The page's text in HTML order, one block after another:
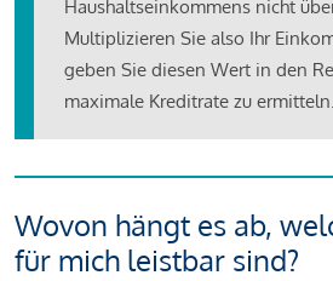
Haushaltseinkommens nicht
Multiplizieren Sie also Ihr
geben Sie diesen Wert in den
maximale Kreditrate zu ermitteln.
Wovon hängt es ab,
für mich leistbar sind?